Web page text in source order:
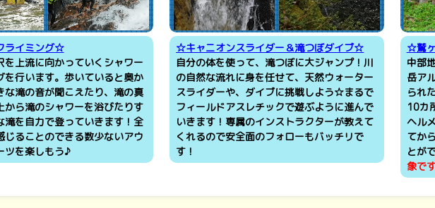
ライミング☆
を上流に向かっていくシャワー
を行います。歩いていると奥か
な滝の音が聞こえたり、滝の真
から滝のシャワーを浴びたりす
を自力で登っていきます！全
じることのできる数少ないアウ
ツを楽しもう♪
☆キャニオンスライダー＆滝つぼダイブ☆
自分の体を使って、滝つぼに大ジャンプ！川
の自然な流れに身を任せて、天然ウォーター
スライダーや、ダイブに挑戦しよう☆まるで
フィールドアスレチックで遊ぶように進んで
いきます！専属のインストラクターが教えて
くれるので安全面のフォローもバッチリで
す！
☆鷲
中部
岳ア
られ
10カ
ヘル
てか
とが
象で